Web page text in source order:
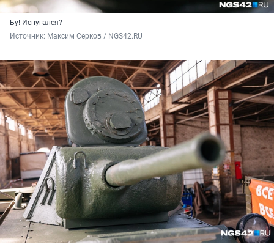
Бу! Испугался?
Источник: Максим Серков / NGS42.RU